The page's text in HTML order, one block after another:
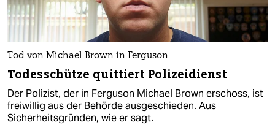
Tod von Michael Brown in Ferguson
Todesschütze quittiert Polizeidienst
Der Polizist, der in Ferguson Michael Brown erschoss, ist
freiwillig aus der Behörde ausgeschieden. Aus
Sicherheitsgründen, wie er sagt.